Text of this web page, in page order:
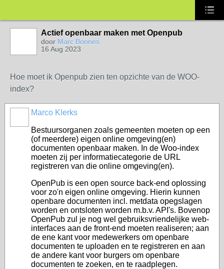
Actief openbaar maken met Openpub
door Marc Bonnes
16 Aug 2023
Hoe moet ik Openpub zien ten opzichte van de WOO-
index?
Marco Klerks
Bestuursorganen zoals gemeenten moeten op een
(of meerdere) eigen online omgeving(en)
documenten openbaar maken. In de Woo-index
moeten zij per informatiecategorie de URL
registreren van die online omgeving(en).
OpenPub is een open source back-end oplossing
voor zo'n eigen online omgeving. Hierin kunnen
openbare documenten incl. metdata opegslagen
worden en ontsloten worden m.b.v. API's. Bovenop
OpenPub zul je nog wel gebruiksvriendelijke web-
interfaces aan de front-end moeten realiseren; aan
de ene kant voor medewerkers om openbare
documenten te uploaden en te registreren en aan
de andere kant voor burgers om openbare
documenten te zoeken, en te raadplegen.